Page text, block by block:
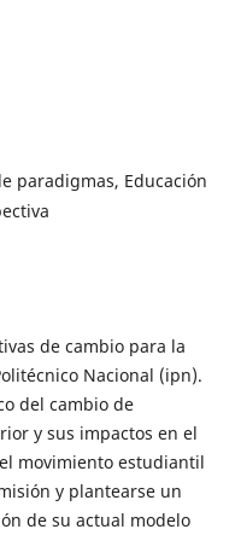
paradigmas, Educación
de cambio para la
Nacional (ipn).
del cambio de
y sus impactos en el
movimiento estudiantil
y plantearse un
de su actual modelo